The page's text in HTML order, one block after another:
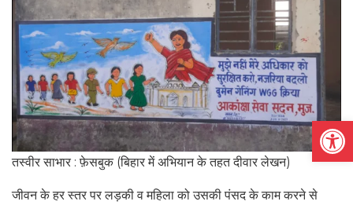
तस्वीर साभार : फ़ेसबुक (बिहार में अभियान के तहत दीवार लेखन)
जीवन के हर स्तर पर लड़की व महिला को उसकी पंसद के काम करने से